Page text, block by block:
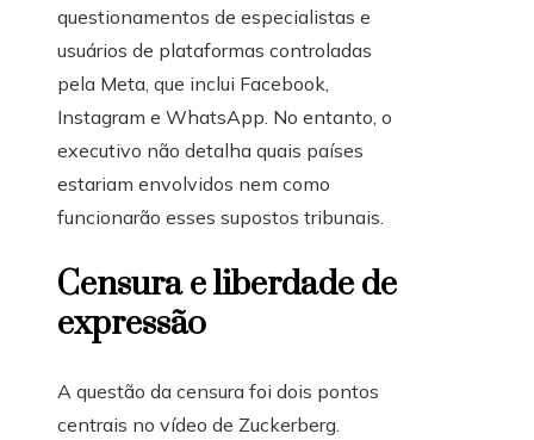
questionamentos de especialistas e
usuários de plataformas controladas
pela Meta, que inclui Facebook,
Instagram e WhatsApp. No entanto, o
executivo não detalha quais países
estariam envolvidos nem como
funcionarão esses supostos tribunais.
Censura e liberdade de
expressão
A questão da censura foi dois pontos
centrais no vídeo de Zuckerberg.